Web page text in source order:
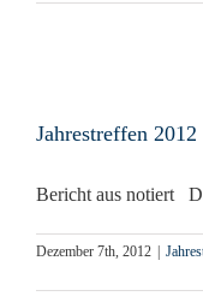
Jahrestreffen 2012
Bericht aus notiert
Dezember 7th, 2012